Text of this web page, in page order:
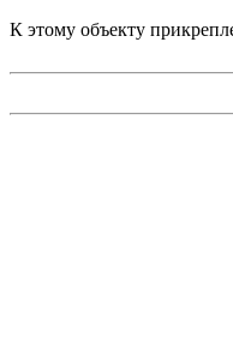
К этому объекту